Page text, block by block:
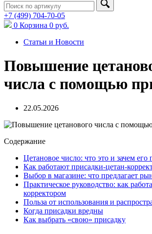
+7 (499) 704-70-05
0 Корзина 0 руб.
Статьи и Новости
Повышение
числа с помощью
22.05.2026
Содержание
Цетановое число: что это и зачем
Как работают присадки-цетан-
Выбор в магазине: что предлагает
Практическое руководство: как
корректором
Польза от использования и
Когда присадки вредны
Как выбрать «свою» присадку